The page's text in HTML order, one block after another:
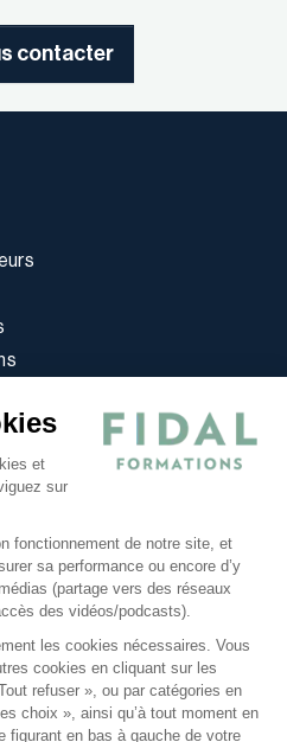
et
sur
fonctionnement de notre site, et
sa performance ou encore d’y
(partage vers des réseaux
des vidéos/podcasts).
les cookies nécessaires. Vous
cookies en cliquant sur les
refuser », ou par catégories en
choix », ainsi qu’à tout moment en
figurant en bas à gauche de votre
contacter
informations